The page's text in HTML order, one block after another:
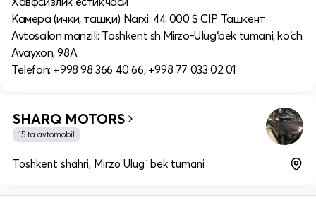
Камера (ички, ташқи) Narxi: 44 000 $ CIP Ташкент
Avtosalon manzili: Toshkent sh.Mirzo-Ulug‘bek tumani, ko‘ch.
Avayxon, 98A
Telefon: +998 98 366 40 66, +998 77 033 02 01
SHARQ MOTORS
15 ta avtomobil
Toshkent shahri, Mirzo Ulug`bek tumani